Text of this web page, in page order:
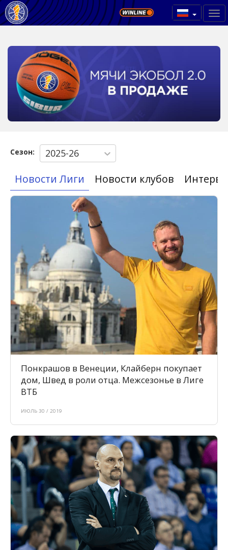
Сезон: 2025-26
Новости Лиги Новости клубов
Понкрашов в Венеции, Клайберн покупает
дом, Швед в роли отца. Межсезонье в Лиге
ВТБ
ИЮЛЬ 30 / 2019